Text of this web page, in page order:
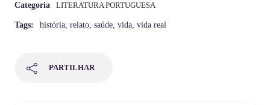
Categoria LITERATURA PORTUGUESA
Tags: história, relato, saúde, vida, vida real
PARTILHAR